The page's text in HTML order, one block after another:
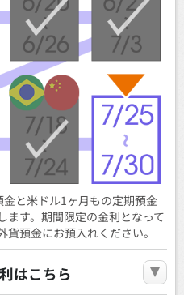
と米ドル1ヶ月もの定期預金
ます。期間限定の金利となって
預金にお預入れください。
はこちら